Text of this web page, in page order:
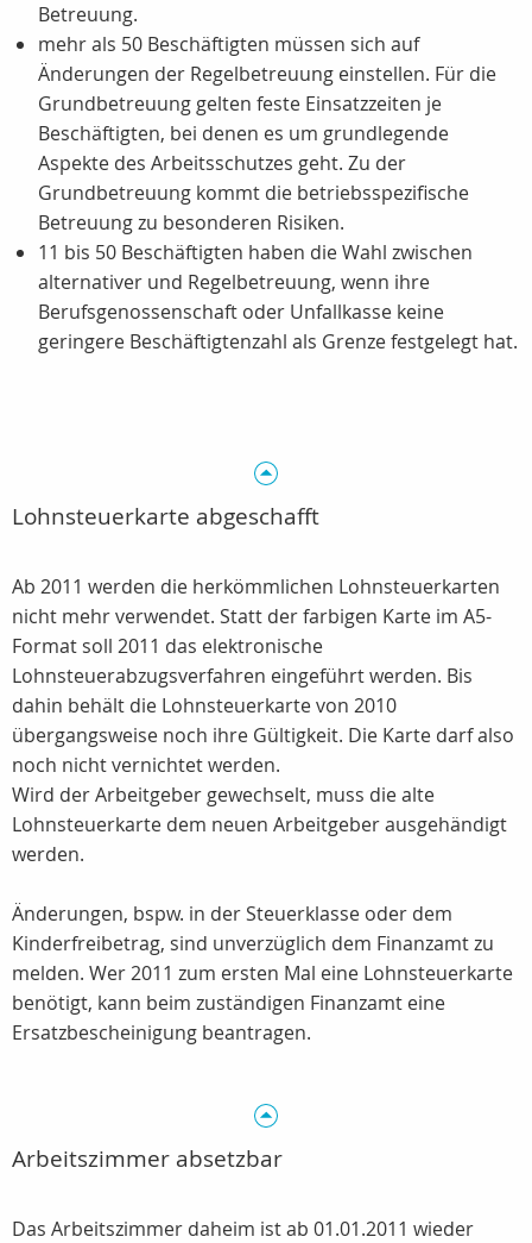
Betreuung.
mehr als 50 Beschäftigten müssen sich auf
Änderungen der Regelbetreuung einstellen. Für die
Grundbetreuung gelten feste Einsatzzeiten je
Beschäftigten, bei denen es um grundlegende
Aspekte des Arbeitsschutzes geht. Zu der
Grundbetreuung kommt die betriebsspezifische
Betreuung zu besonderen Risiken.
11 bis 50 Beschäftigten haben die Wahl zwischen
alternativer und Regelbetreuung, wenn ihre
Berufsgenossenschaft oder Unfallkasse keine
geringere Beschäftigtenzahl als Grenze festgelegt hat.
Lohnsteuerkarte abgeschafft
Ab 2011 werden die herkömmlichen Lohnsteuerkarten
nicht mehr verwendet. Statt der farbigen Karte im A5-
Format soll 2011 das elektronische
Lohnsteuerabzugsverfahren eingeführt werden. Bis
dahin behält die Lohnsteuerkarte von 2010
übergangsweise noch ihre Gültigkeit. Die Karte darf also
noch nicht vernichtet werden.
Wird der Arbeitgeber gewechselt, muss die alte
Lohnsteuerkarte dem neuen Arbeitgeber ausgehändigt
werden.
Änderungen, bspw. in der Steuerklasse oder dem
Kinderfreibetrag, sind unverzüglich dem Finanzamt zu
melden. Wer 2011 zum ersten Mal eine Lohnsteuerkarte
benötigt, kann beim zuständigen Finanzamt eine
Ersatzbescheinigung beantragen.
Arbeitszimmer absetzbar
Das Arbeitszimmer daheim ist ab 01.01.2011 wieder